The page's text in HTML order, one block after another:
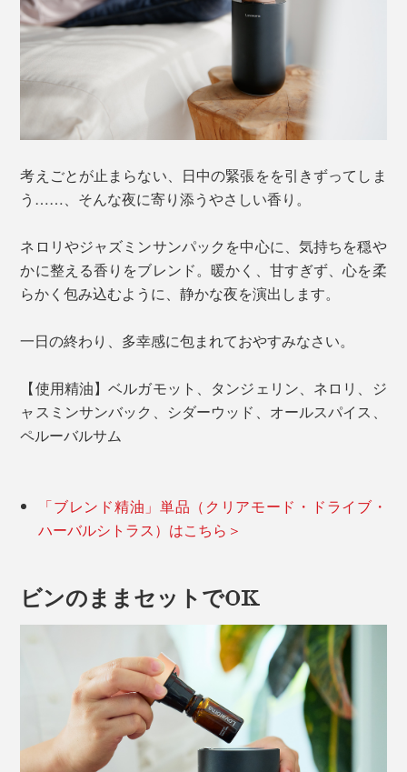
考えごとが止まらない、日中の緊張をを引きずってしま
う……、そんな夜に寄り添うやさしい香り。
ネロリやジャズミンサンパックを中心に、気持ちを穏や
かに整える香りをブレンド。暖かく、甘すぎず、心を柔
らかく包み込むように、静かな夜を演出します。
一日の終わり、多幸感に包まれておやすみなさい。
【使用精油】ベルガモット、タンジェリン、ネロリ、ジ
ャスミンサンバック、シダーウッド、オールスパイス、
ペルーバルサム
「ブレンド精油」単品（クリアモード・ドライブ・
ハーバルシトラス）はこちら＞
ビンのままセットでOK